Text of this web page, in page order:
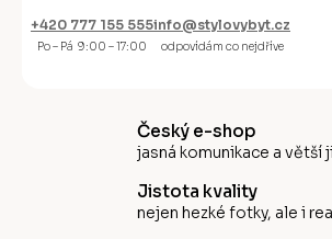
+420 777 155 555
Po – Pá 9:00 – 17:00
info@stylovybyt.cz
odpovídám co nejdříve
Český e-shop
jasná komunikace a větší
Jistota kvality
nejen hezké fotky, ale i